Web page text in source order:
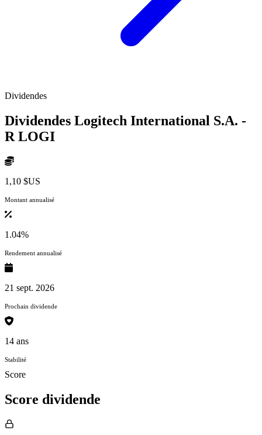
Dividendes
Dividendes Logitech International S.A. -
R LOGI
1,10 $US
Montant annualisé
1.04%
Rendement annualisé
21 sept. 2026
Prochain dividende
14 ans
Stabilité
Score
Score dividende